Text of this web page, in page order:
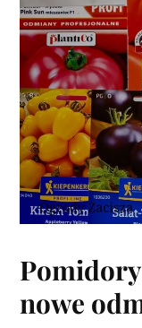
nowe